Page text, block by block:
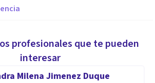
profesionales que te pueden
interesar
Milena Jimenez Duque